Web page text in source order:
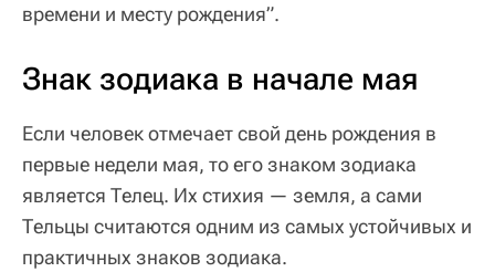
времени и месту рождения”.
Знак зодиака в начале мая
Если человек отмечает свой день рождения в
первые недели мая, то его знаком зодиака
является Телец. Их стихия — земля, а сами
Тельцы считаются одним из самых устойчивых и
практичных знаков зодиака.